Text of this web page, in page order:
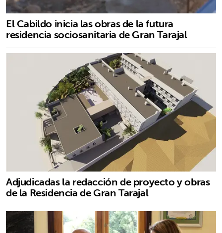
El Cabildo inicia las obras de la futura
residencia sociosanitaria de Gran Tarajal
Adjudicadas la redacción de proyecto y obras
de la Residencia de Gran Tarajal